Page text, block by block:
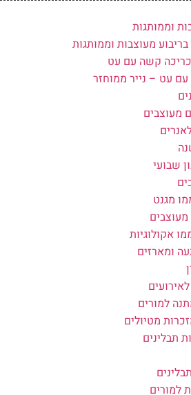
וממותגות
מעוצבות וממותגות
קשה עם עט
עט – נייר ממוחזר
מעוצבים
שבועי
מגנט
אקולוגיות
ומארזים
למורים
מטיולים
תבלינים
למורים